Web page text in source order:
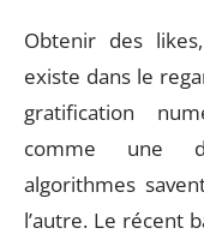
Obtenir des
existe dans le
gratification
comme une
algorithmes
l’autre. Le récent